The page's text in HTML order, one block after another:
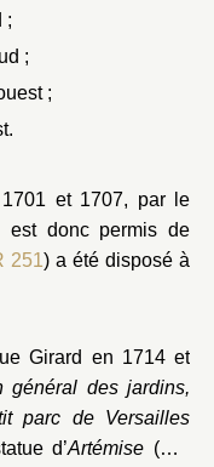
;
;
;
1701 et 1707, par le
est donc permis de
251) a été disposé à
Girard en 1714 et
général des jardins,
parc de Versailles
d’Artémise (MR